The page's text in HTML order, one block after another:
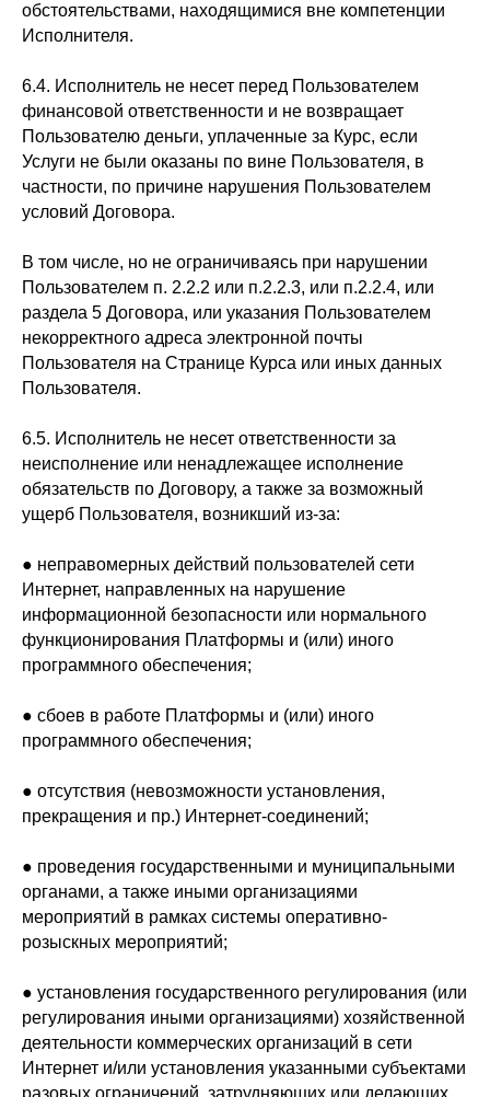
обстоятельствами, находящимися вне компетенции
Исполнителя.
6.4. Исполнитель не несет перед Пользователем
финансовой ответственности и не возвращает
Пользователю деньги, уплаченные за Курс, если
Услуги не были оказаны по вине Пользователя, в
частности, по причине нарушения Пользователем
условий Договора.
В том числе, но не ограничиваясь при нарушении
Пользователем п. 2.2.2 или п.2.2.3, или п.2.2.4, или
раздела 5 Договора, или указания Пользователем
некорректного адреса электронной почты
Пользователя на Странице Курса или иных данных
Пользователя.
6.5. Исполнитель не несет ответственности за
неисполнение или ненадлежащее исполнение
обязательств по Договору, а также за возможный
ущерб Пользователя, возникший из-за:
● неправомерных действий пользователей сети
Интернет, направленных на нарушение
информационной безопасности или нормального
функционирования Платформы и (или) иного
программного обеспечения;
● сбоев в работе Платформы и (или) иного
программного обеспечения;
● отсутствия (невозможности установления,
прекращения и пр.) Интернет-соединений;
● проведения государственными и муниципальными
органами, а также иными организациями
мероприятий в рамках системы оперативно-
розыскных мероприятий;
● установления государственного регулирования (или
регулирования иными организациями) хозяйственной
деятельности коммерческих организаций в сети
Интернет и/или установления указанными субъектами
разовых ограничений, затрудняющих или делающих